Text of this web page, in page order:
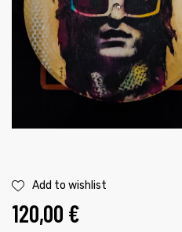
Add to wishlist
120,00 €